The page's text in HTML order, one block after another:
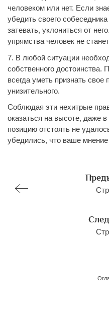
человеком или нет. Если
убедить своего
затевать, уклониться от
упрямства человек не
7. В любой ситуации
собственного достоинства.
всегда уметь признать
унизительного.
Соблюдая эти нехитрые
оказаться на высоте, даже
позицию отстоять не
убедились, что ваше